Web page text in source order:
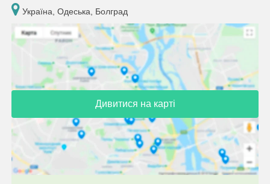
Україна, Одеська, Болград
Дивитися на карті